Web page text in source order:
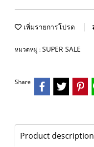
เพิ่มรายการโปรด
หมวดหมู่ :SUPER SALE
Share
Product description